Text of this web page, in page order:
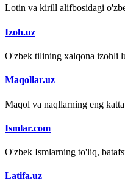
Lotin va kirill alifbosidagi
Izoh.uz
O'zbek tilining xalqona izohli
Maqollar.uz
Maqol va naqllarning eng
Ismlar.com
O'zbek Ismlarning to'liq,
Latifa.uz